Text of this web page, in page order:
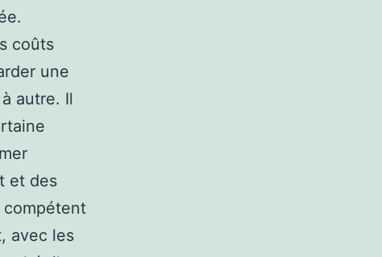
coûts
une
autre. Il
et des
compétent
avec les